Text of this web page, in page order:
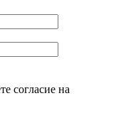
согласие на